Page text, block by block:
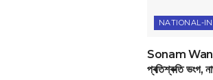
NATIONAL-
Sonam
প্ৰতিশ্ৰুতি ভংগ,